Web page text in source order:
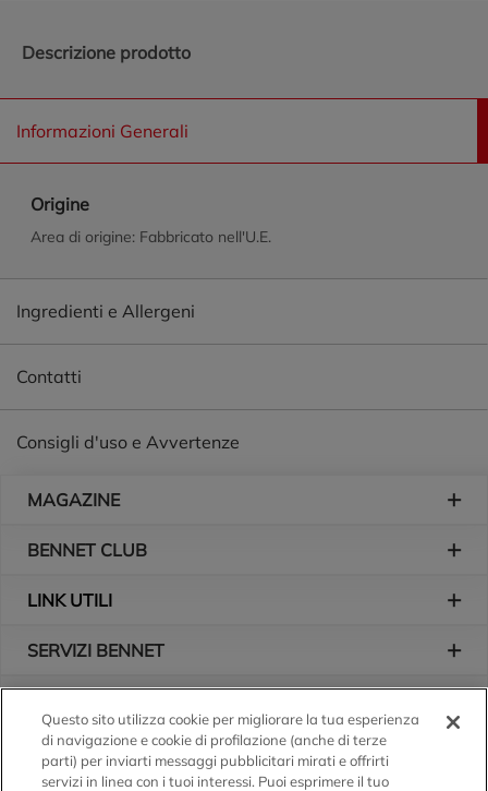
Descrizione prodotto
Informazioni Generali
Origine
Area di origine: Fabbricato nell'U.E.
Ingredienti e Allergeni
Contatti
Consigli d'uso e Avvertenze
MAGAZINE
BENNET CLUB
LINK UTILI
SERVIZI BENNET
Logo Bennet
Seguici sui nostri canali
Questo sito utilizza cookie per migliorare la tua esperienza
di navigazione e cookie di profilazione (anche di terze
parti) per inviarti messaggi pubblicitari mirati e offrirti
servizi in linea con i tuoi interessi. Puoi esprimere il tuo